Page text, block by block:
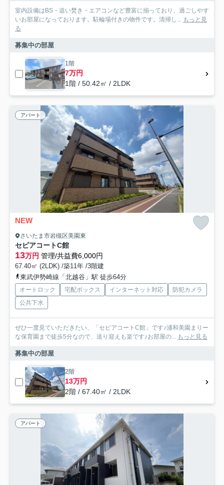
室内設備はBS・追い焚き・エアコンなど豊富に揃っており、過ごしやす
いお部屋になっております。駐輪場付きの物件です。清掃し... もっと見
る
募集中の部屋
1階
7万円
1階 / 50.42㎡ / 2LDK
アパート
NEW
さいたま市岩槻区美園東
セピアコートC館
13万円 管理/共益費6,000円
67.40㎡ (2LDK) /築11年 /3階建
東武伊勢崎線「北越谷」駅 徒歩64分
オートロック 宅配ボックス インターネット対応
防犯カメラ
公共下水
ぜひ一度見ていただきたい、「セピアコートC館」です♪浦和美園まりー
な保育園まで徒歩5分なので、送り迎えも楽です♪お部屋の... もっと見る
募集中の部屋
2階
13万円
2階 / 67.40㎡ / 2LDK
アパート